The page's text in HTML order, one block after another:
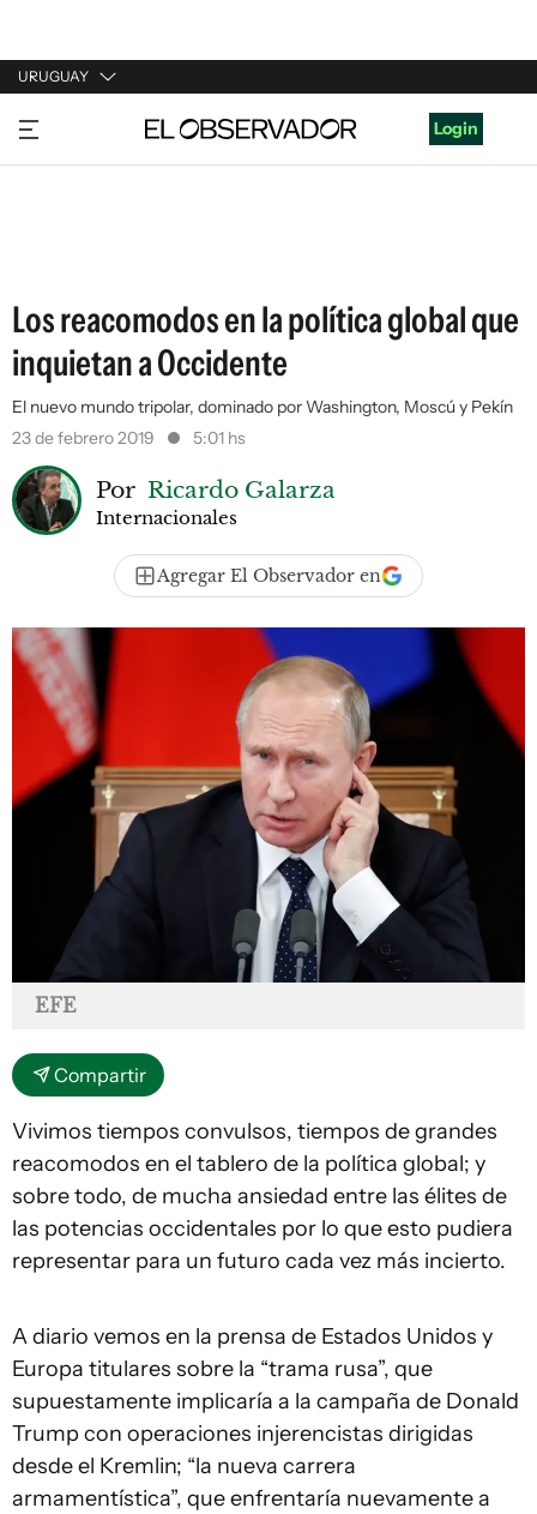
URUGUAY
URUGUAY
ARGENTINA
Login
Los reacomodos en la política global que
inquietan a Occidente
El nuevo mundo tripolar, dominado por Washington, Moscú y Pekín
23 de febrero 2019
5:01 hs
Por Ricardo Galarza
Internacionales
Agregar El Observador en
EFE
Compartir
Vivimos tiempos convulsos, tiempos de grandes
reacomodos en el tablero de la política global; y
sobre todo, de mucha ansiedad entre las élites de
las potencias occidentales por lo que esto pudiera
representar para un futuro cada vez más incierto.
A diario vemos en la prensa de Estados Unidos y
Europa titulares sobre la “trama rusa”, que
supuestamente implicaría a la campaña de Donald
Trump con operaciones injerencistas dirigidas
desde el Kremlin; “la nueva carrera
armamentística”, que enfrentaría nuevamente a